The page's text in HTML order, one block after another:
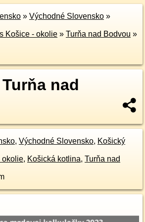
» Východné Slovensko »
Košice - okolie » Turňa nad Bodvou »
nad
, Východné Slovensko, Košický
okolie, Košická kotlina, Turňa nad